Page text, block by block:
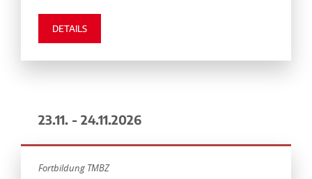
DETAILS
23.11. - 24.11.2026
Fortbildung TMBZ